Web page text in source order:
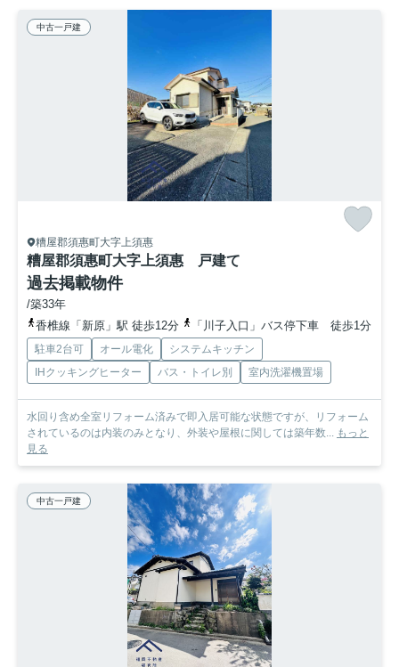
中古一戸建
糟屋郡須惠町大字上須惠
糟屋郡須惠町大字上須惠 戸建て
過去掲載物件
/築33年
香椎線「新原」駅 徒歩12分
「川子入口」バス停下車 徒歩1分
駐車2台可 オール電化
システムキッチン
IHクッキングヒーター
バス・トイレ別 室内洗濯機置場
水回り含め全室リフォーム済みで即入居可能な状態ですが、リフォーム
されているのは内装のみとなり、外装や屋根に関しては築年数... もっと
見る
中古一戸建